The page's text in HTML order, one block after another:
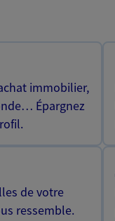
immobilier,
Épargnez
de votre
ressemble.